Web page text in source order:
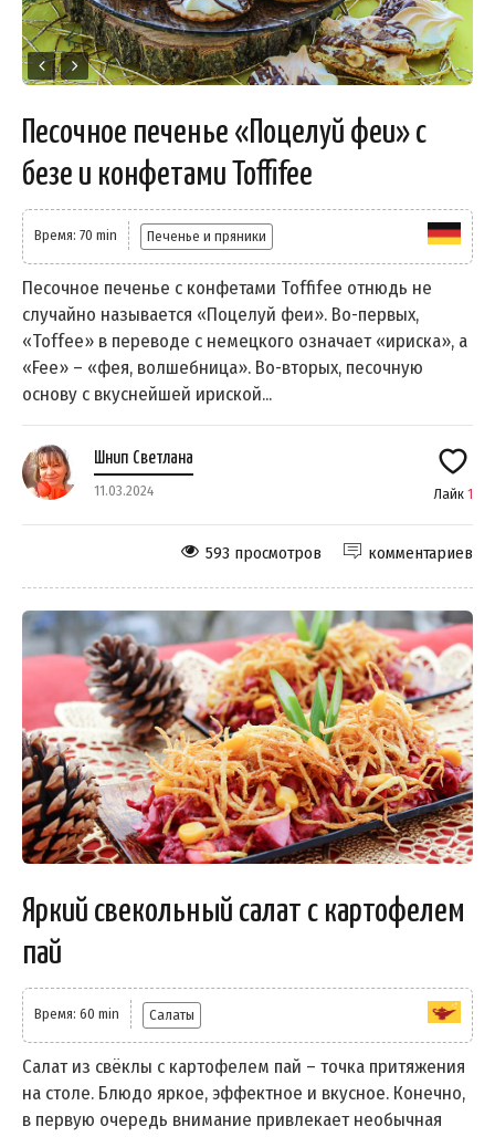
Песочное печенье «Поцелуй феи» с
безе и конфетами Toffifee
Время: 70 min Печенье и пряники
Песочное печенье с конфетами Toffifee отнюдь не
случайно называется «Поцелуй феи». Во-первых,
«Toffee» в переводе с немецкого означает «ириска», а
«Fee» – «фея, волшебница». Во-вторых, песочную
основу с вкуснейшей ириской...
Шнип Светлана
11.03.2024 Лайк 1
комментариев
593 просмотров
Яркий свекольный салат с картофелем
пай
Время: 60 min Салаты
Салат из свёклы с картофелем пай – точка притяжения
на столе. Блюдо яркое, эффектное и вкусное. Конечно,
в первую очередь внимание привлекает необычная